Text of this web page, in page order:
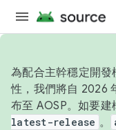
為配合主幹穩定開
性，我們將自 2026
布至 AOSP。如要
latest-release 。